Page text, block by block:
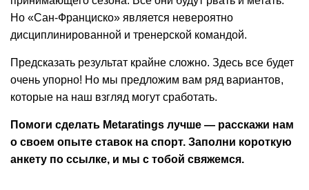
Но «Сан-Франциско» является невероятно
дисциплинированной и тренерской командой.
Предсказать результат крайне сложно. Здесь все будет
очень упорно! Но мы предложим вам ряд вариантов,
которые на наш взгляд могут сработать.
Помоги сделать Metaratings лучше — расскажи нам
о своем опыте ставок на спорт. Заполни короткую
анкету по ссылке, и мы с тобой свяжемся.